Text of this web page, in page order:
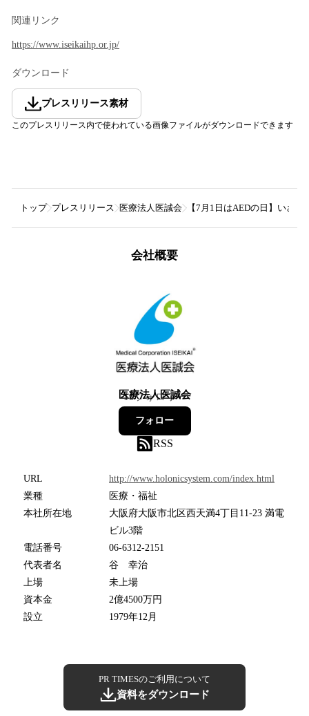
関連リンク
https://www.iseikaihp.or.jp/
ダウンロード
プレスリリース素材
このプレスリリース内で使われている画像ファイルがダウンロードできます
トップ プレスリリース 医療法人医誠会 【7月1日はAEDの日】いざ
会社概要
医療法人医誠会
10フォロワー
フォロー
RSS
URL
http://www.holonicsystem.com/index.html
業種
医療・福祉
本社所在地
大阪府大阪市北区西天満4丁目11-23 満電
ビル3階
電話番号
06-6312-2151
代表者名
谷 幸治
上場
未上場
資本金
2億4500万円
設立
1979年12月
PR TIMESのご利用について
資料をダウンロード